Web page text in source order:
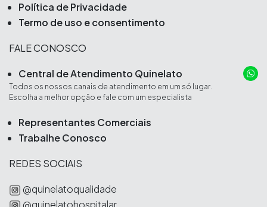
Política de Privacidade
Termo de uso e consentimento
FALE CONOSCO
Central de Atendimento Quinelato
Todos os nossos canais de atendimento em um só lugar.
Escolha a melhor opção e fale com um especialista
Representantes Comerciais
Trabalhe Conosco
REDES SOCIAIS
@quinelatoqualidade
@quinelatohospitalar